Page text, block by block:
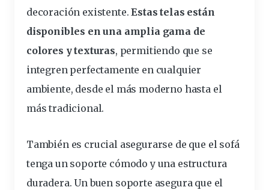
decoración existente.Estas telas están
disponibles en una amplia gama de
colores y texturas, permitiendo que se
integren perfectamente en cualquier
ambiente, desde el más moderno hasta el
más tradicional.
También es crucial asegurarse de que el sofá
tenga un soporte cómodo y una estructura
duradera. Un buen soporte asegura que el